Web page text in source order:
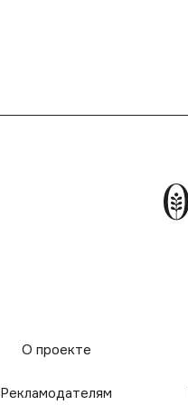
О проекте
Рекламодателям